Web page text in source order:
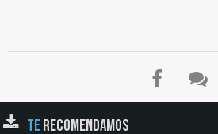
TERECOMENDAMOS